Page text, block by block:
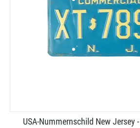
USA-​Nummernschild New Jersey